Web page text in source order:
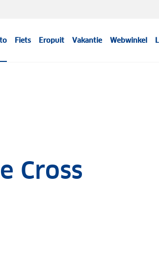
Fiets Eropuit Vakantie Webwinkel
Cross